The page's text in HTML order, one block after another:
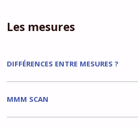
Les mesures
DIFFÉRENCES ENTRE MESURES ?
MMM SCAN